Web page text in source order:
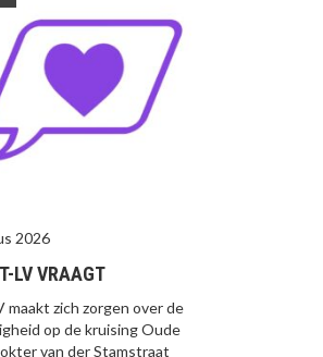
2026
LV VRAAGT
maakt zich zorgen over de
op de kruising Oude
van der Stamstraat